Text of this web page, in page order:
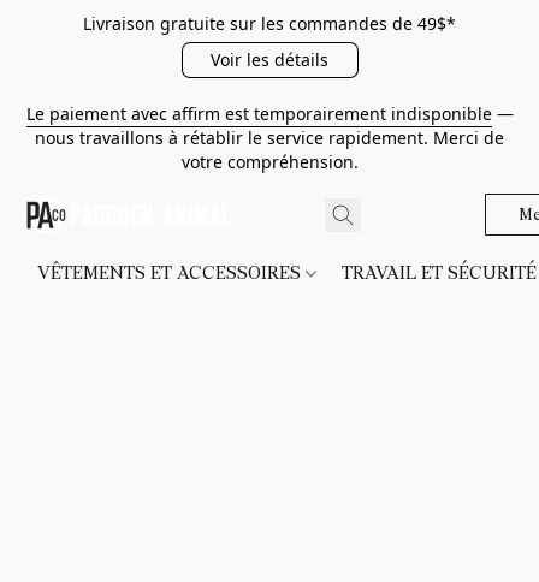
Livraison gratuite sur les commandes de 49$*
Voir les détails
Le paiement avec affirm est temporairement indisponible—
nous travaillons à rétablir le service rapidement. Merci de
votre compréhension.
VÊTEMENTS ET ACCESSOIRES TRAVAIL ET